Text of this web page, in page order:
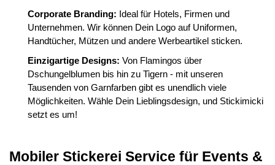
Corporate Branding: Ideal für Hotels, Firmen und
Unternehmen. Wir können Dein Logo auf Uniformen,
Handtücher, Mützen und andere Werbeartikel sticken.
Einzigartige Designs: Von Flamingos über
Dschungelblumen bis hin zu Tigern - mit unseren
Tausenden von Garnfarben gibt es unendlich viele
Möglichkeiten. Wähle Dein Lieblingsdesign, und Stickimicki
setzt es um!
Mobiler Stickerei Service für Events &